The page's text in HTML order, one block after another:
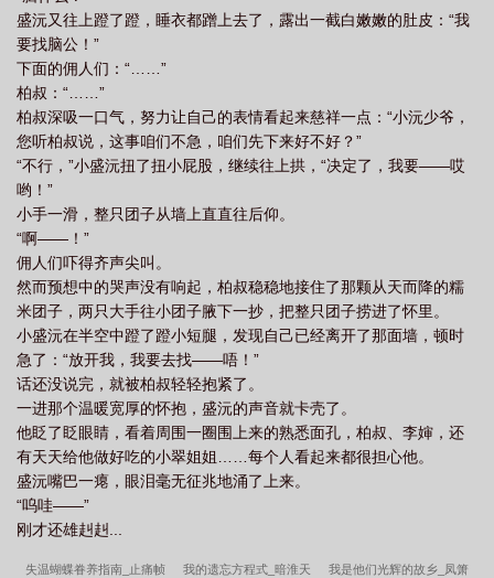
么？” 阅读指南： 1.前面幼崽期较长，长大后发展感情
线 2.有副cp，即受的两个爸爸，设定同性可婚可育 ——预
收文案—— 许柠上辈子被当作弃子嫁给沈元白后，仗着丈夫的
宠爱作天作地。 直到沈元白亲自开车去给他买甜品，却再也没
回来。 许柠听尽“都是因为你”的指责，最后孤零零死在病床
上 再睁眼，他回到了新婚夜。 许柠看着镜中脸色苍白的自
己，决定这辈子做一个乖顺懂事的、再不给人添麻烦的妻子。
* 沈元白也重生了。 睁开眼睛的第一件事，就是冲回家rua爆
自家那个软乎乎的小作精！ 却只见许柠坐在床边，脊背挺得笔
直，眉眼低垂，恭敬地喊他：“沈先生。” 新婚之夜，他刚凑近，
许柠就主动迎上来，予取予求，却每一声喘息都带着克制。 沈
元白：？ 他那么大一个爱噘嘴要抱抱的老婆呢？ 他倏地眯
起眼：“怎么不像上辈子那样撒娇了？” “有人欺负你了？”
* 沈元白是圈子里出了名的活阎王，商场上翻云覆雨，从不留
情。 所有人都觉得，这样的人绝不会真心待自己的妻子。
何况许柠苍白病弱，低眉顺眼，半点没有世家长夫人的骄矜。
众人皆等着看他笑话，猜这没娘家撑腰的弃子，几时会被厌
弃。 直到某次慈善晚宴，许柠不得不出席。 他单手扶着
腰，身上裹件柔软的针织衫，小腹微隆，独自坐在角落的沙发
里。 沈元白喝多了酒，将脑袋埋在许柠颈窝里：“宝宝，你理理
我……” 许柠孕期喜郁不定，又羞又恼，抬手往他脸上打了一
记 所有人都等着许柠被扔出去，却只见沈元白唇角露出满足的
笑意。 众人：！！！ 也是在这一刻，众人才后知后觉地想
盛沅又往上蹬了蹬，睡衣都蹭上去了，露出一截白嫩嫩的肚皮：“我
要找脑公！”
下面的佣人们：“……”
柏叔：“……”
柏叔深吸一口气，努力让自己的表情看起来慈祥一点：“小沅少爷，
您听柏叔说，这事咱们不急，咱们先下来好不好？”
“不行，”小盛沅扭了扭小屁股，继续往上拱，“决定了，我要——哎
哟！”
小手一滑，整只团子从墙上直直往后仰。
“啊——！”
佣人们吓得齐声尖叫。
然而预想中的哭声没有响起，柏叔稳稳地接住了那颗从天而降的糯
米团子，两只大手往小团子腋下一抄，把整只团子捞进了怀里。
小盛沅在半空中蹬了蹬小短腿，发现自己已经离开了那面墙，顿时
急了：“放开我，我要去找——唔！”
话还没说完，就被柏叔轻轻抱紧了。
一进那个温暖宽厚的怀抱，盛沅的声音就卡壳了。
他眨了眨眼睛，看着周围一圈围上来的熟悉面孔，柏叔、李婶，还
有天天给他做好吃的小翠姐姐……每个人看起来都很担心他。
盛沅嘴巴一瘪，眼泪毫无征兆地涌了上来。
“呜哇——”
刚才还雄赳赳...
失温蝴蝶眷养指南_止痛帧 我的遗忘方程式_暗淮天 我是他们光辉的故乡_凤箫